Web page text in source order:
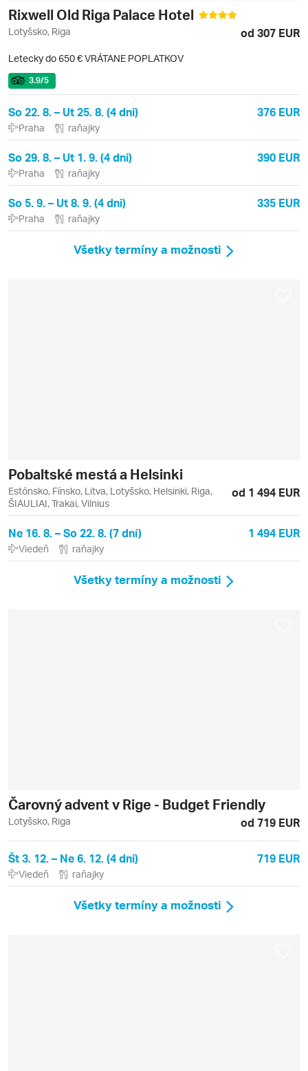
Rixwell Old Riga Palace Hotel
Lotyšsko, Riga od 307 EUR
Letecky do 650 € VRÁTANE POPLATKOV
3.9/5
So 22. 8. – Ut 25. 8. (4 dni) 376 EUR
Praha raňajky
So 29. 8. – Ut 1. 9. (4 dni) 390 EUR
Praha raňajky
So 5. 9. – Ut 8. 9. (4 dni) 335 EUR
Praha raňajky
Všetky termíny a možnosti
Pobaltské mestá a Helsinki
Estónsko, Fínsko, Litva, Lotyšsko, Helsinki, Riga,
ŠIAULIAI, Trakai, Vilnius
od 1 494 EUR
Ne 16. 8. – So 22. 8. (7 dní) 1 494 EUR
Viedeň raňajky
Všetky termíny a možnosti
Čarovný advent v Rige - Budget Friendly
Lotyšsko, Riga od 719 EUR
Št 3. 12. – Ne 6. 12. (4 dni) 719 EUR
Viedeň raňajky
Všetky termíny a možnosti